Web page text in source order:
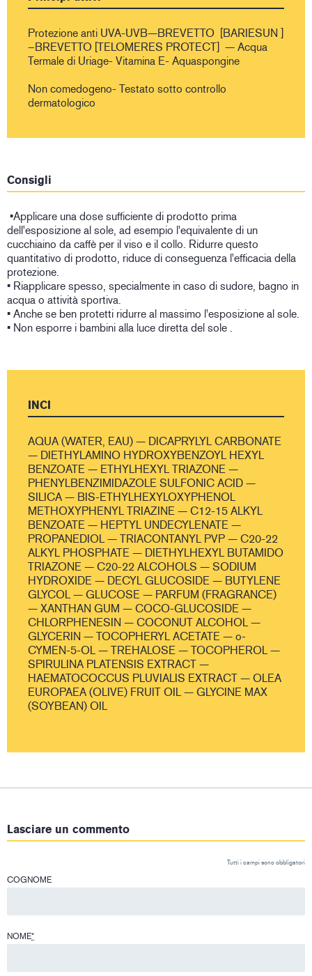
Protezione anti UVA-UVB—BREVETTO [BARIESUN ]
–BREVETTO [TELOMERES PROTECT] — Acqua
Termale di Uriage- Vitamina E- Aquaspongine
Non comedogeno- Testato sotto controllo
dermatologico
Consigli
•Applicare una dose sufficiente di prodotto prima
dell'esposizione al sole, ad esempio l'equivalente di un
cucchiaino da caffè per il viso e il collo. Ridurre questo
quantitativo di prodotto, riduce di conseguenza l'efficacia della
protezione.
• Riapplicare spesso, specialmente in caso di sudore, bagno in
acqua o attività sportiva.
• Anche se ben protetti ridurre al massimo l'esposizione al sole.
• Non esporre i bambini alla luce diretta del sole .
INCI
AQUA (WATER, EAU) — DICAPRYLYL CARBONATE
— DIETHYLAMINO HYDROXYBENZOYL HEXYL
BENZOATE — ETHYLHEXYL TRIAZONE —
PHENYLBENZIMIDAZOLE SULFONIC ACID —
SILICA — BIS-ETHYLHEXYLOXYPHENOL
METHOXYPHENYL TRIAZINE — C12-15 ALKYL
BENZOATE — HEPTYL UNDECYLENATE —
PROPANEDIOL — TRIACONTANYL PVP — C20-22
ALKYL PHOSPHATE — DIETHYLHEXYL BUTAMIDO
TRIAZONE — C20-22 ALCOHOLS — SODIUM
HYDROXIDE — DECYL GLUCOSIDE — BUTYLENE
GLYCOL — GLUCOSE — PARFUM (FRAGRANCE)
— XANTHAN GUM — COCO-GLUCOSIDE —
CHLORPHENESIN — COCONUT ALCOHOL —
GLYCERIN — TOCOPHERYL ACETATE — o-
CYMEN-5-OL — TREHALOSE — TOCOPHEROL —
SPIRULINA PLATENSIS EXTRACT —
HAEMATOCOCCUS PLUVIALIS EXTRACT — OLEA
EUROPAEA (OLIVE) FRUIT OIL — GLYCINE MAX
(SOYBEAN) OIL
Lasciare un commento
Tutti i campi sono obbligatori
COGNOME
NOME*